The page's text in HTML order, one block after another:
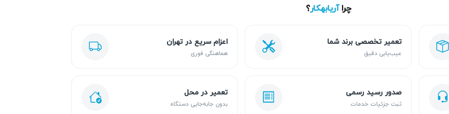
چراآریابهکار؟
تعمیر تخصصی برند شما
عیب‌یابی دقیق
اعزام سریع در تهران
هماهنگی فوری
صدور رسید رسمی
ثبت جزئیات خدمات
تعمیر در محل
بدون جابه‌جایی دستگاه